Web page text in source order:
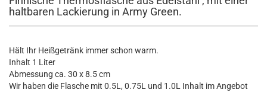
haltbaren Lackierung in Army Green.
Hält Ihr Heißgetränk immer schon warm.
Inhalt 1 Liter
Abmessung ca. 30 x 8.5 cm
Wir haben die Flasche mit 0.5L, 0.75L und 1.0L Inhalt im Angebot